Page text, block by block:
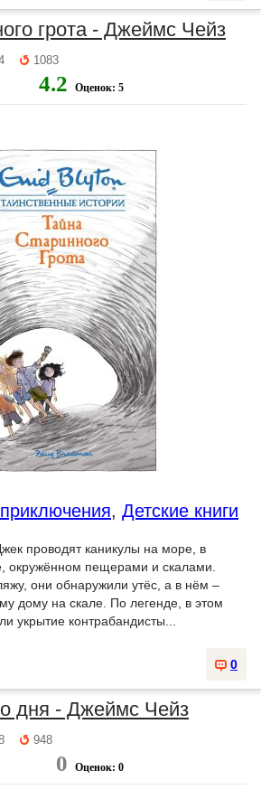
грота - Джеймс Чейз
1083
4.2 Оценок: 5
, Детские книги
проводят каникулы на море, в
окружённом пещерами и скалами.
они обнаружили утёс, а в нём –
дому на скале. По легенде, в этом
укрытие контрабандисты...
0
дня - Джеймс Чейз
948
0 Оценок: 0